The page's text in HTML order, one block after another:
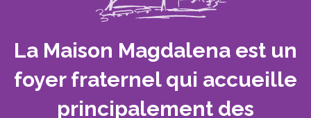
La Maison Magdalena est un
foyer fraternel qui accueille
principalement des